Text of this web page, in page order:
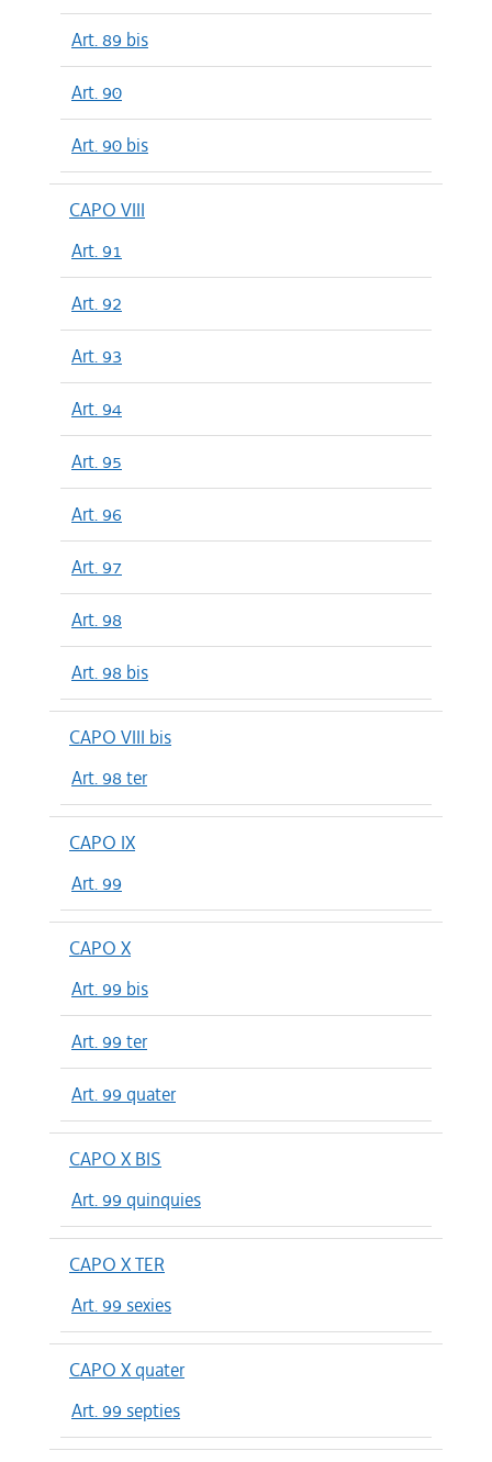
Art. 89 bis
Art. 90
Art. 90 bis
CAPO VIII
Art. 91
Art. 92
Art. 93
Art. 94
Art. 95
Art. 96
Art. 97
Art. 98
Art. 98 bis
CAPO VIII bis
Art. 98 ter
CAPO IX
Art. 99
CAPO X
Art. 99 bis
Art. 99 ter
Art. 99 quater
CAPO X BIS
Art. 99 quinquies
CAPO X TER
Art. 99 sexies
CAPO X quater
Art. 99 septies